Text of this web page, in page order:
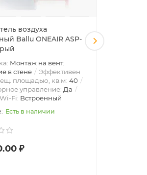
воздуха
Ballu ONEAIR ASP-
Монтаж на вент.
в стене
Эффективен
площадью, кв.м: 40
управление: Да
Fi: Встроенный
Есть в наличии
₽